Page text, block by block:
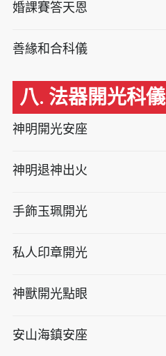
婚課賽答天恩
善緣和合科儀
八. 法器開光科儀
神明開光安座
神明退神出火
手飾玉珮開光
私人印章開光
神獸開光點眼
安山海鎮安座